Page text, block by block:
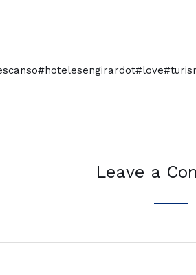
#hotelesengirardot#love
Leave a